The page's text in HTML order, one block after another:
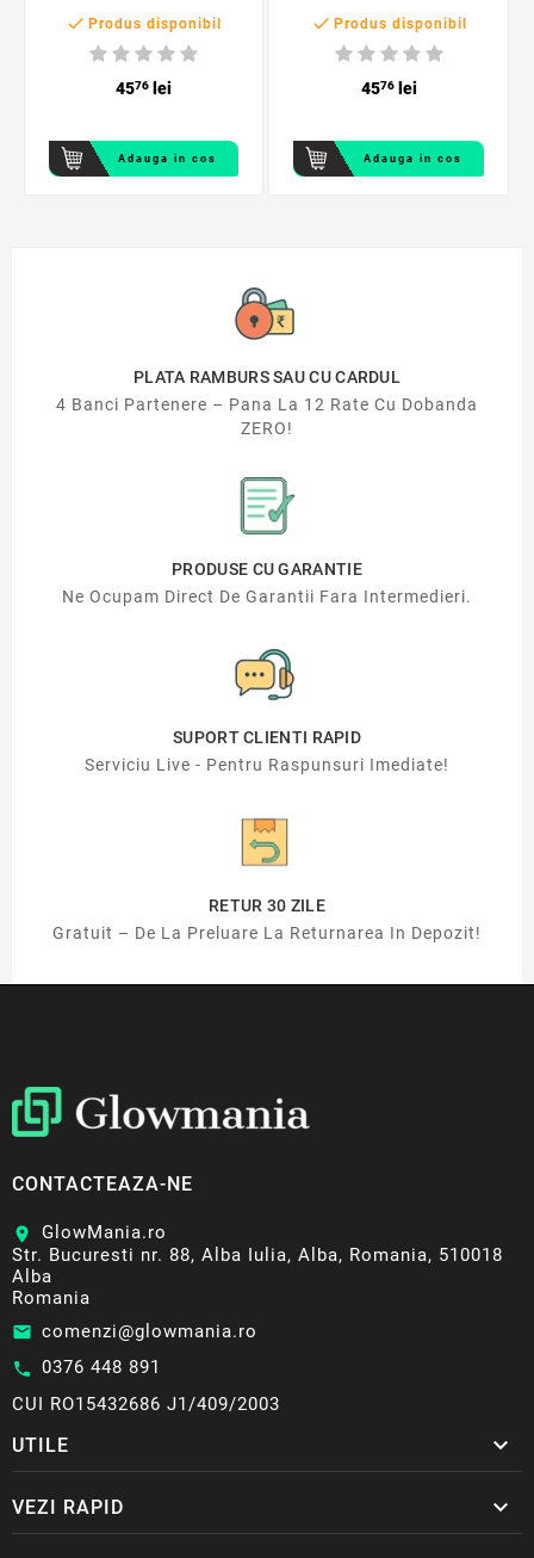
 Produs disponibil
4576lei
Adauga in cos
 Produs disponibil
4576lei
Adauga in cos
PLATA RAMBURS SAU CU CARDUL
4 Banci Partenere – Pana La 12 Rate Cu Dobanda
ZERO!
PRODUSE CU GARANTIE
Ne Ocupam Direct De Garantii Fara Intermedieri.
SUPORT CLIENTI RAPID
Serviciu Live - Pentru Raspunsuri Imediate!
RETUR 30 ZILE
Gratuit – De La Preluare La Returnarea In Depozit!
CONTACTEAZA-NE
location_on
GlowMania.ro
Str. Bucuresti nr. 88, Alba Iulia, Alba, Romania, 510018
Alba
Romania
email comenzi@glowmania.ro
call 0376 448 891
CUI RO15432686 J1/409/2003
UTILE 
VEZI RAPID 